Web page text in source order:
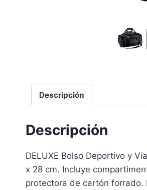
Descripción
Descripción
DELUXE Bolso Deportivo y
x 28 cm. Incluye
protectora de cartón forrado.